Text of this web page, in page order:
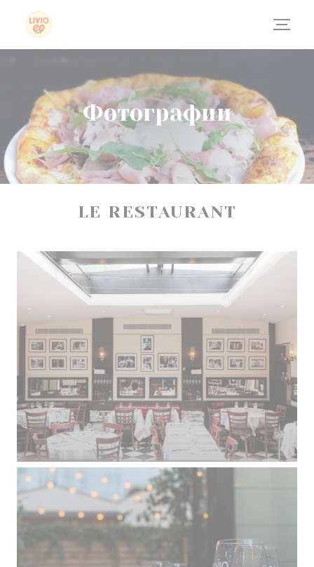
Панель управления cookies
Фотографии
LE RESTAURANT